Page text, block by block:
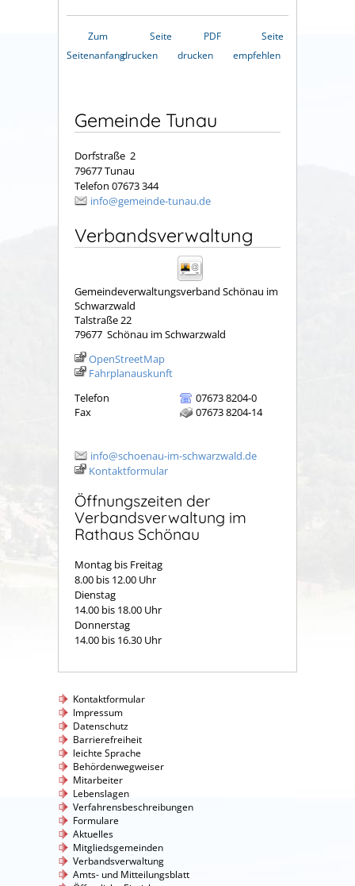
Zum
Seitenanfang
Seite
drucken
PDF
drucken
Seite
empfehlen
Gemeinde Tunau
Dorfstraße 2
79677 Tunau
Telefon 07673 344
info@gemeinde-tunau.de
Verbandsverwaltung
Gemeindeverwaltungsverband Schönau im
Schwarzwald
Talstraße 22
79677 Schönau im Schwarzwald
OpenStreetMap
Fahrplanauskunft
Telefon
07673 8204-0
Fax
07673 8204-14
info@schoenau-im-schwarzwald.de
Kontaktformular
Öffnungszeiten der
Verbandsverwaltung im
Rathaus Schönau
Montag bis Freitag
8.00 bis 12.00 Uhr
Dienstag
14.00 bis 18.00 Uhr
Donnerstag
14.00 bis 16.30 Uhr
Kontaktformular
Impressum
Datenschutz
Barrierefreiheit
leichte Sprache
Behördenwegweiser
Mitarbeiter
Lebenslagen
Verfahrensbeschreibungen
Formulare
Aktuelles
Mitgliedsgemeinden
Verbandsverwaltung
Amts- und Mitteilungsblatt